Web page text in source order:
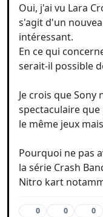
Oui, j'ai vu Lara
s'agit d'un
intéressant.
En ce qui
serait-il possible
Je crois que Sony
spectaculaire
le même jeux
Pourquoi ne pas
la série Crash
Nitro kart
0 0 0